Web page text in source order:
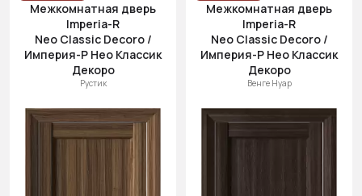
Межкомнатная дверь
Imperia-R
Neo Classic Decoro /
Империя-Р Нео Классик
Декоро
Рустик
Межкомнатная дверь
Imperia-R
Neo Classic Decoro /
Империя-Р Нео Классик
Декоро
Венге Нуар